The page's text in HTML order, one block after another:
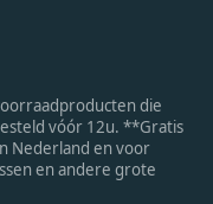
die
vóór 12u. **Gratis
Nederland en voor
en andere grote